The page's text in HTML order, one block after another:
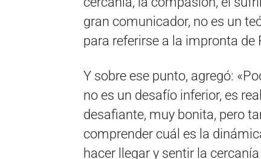
gran comunicador, no es un
para referirse a la impronta
Y sobre ese punto, agregó:
no es un desafío inferior, es
desafiante, muy bonita, pero
comprender cuál es la
hacer llegar y sentir la